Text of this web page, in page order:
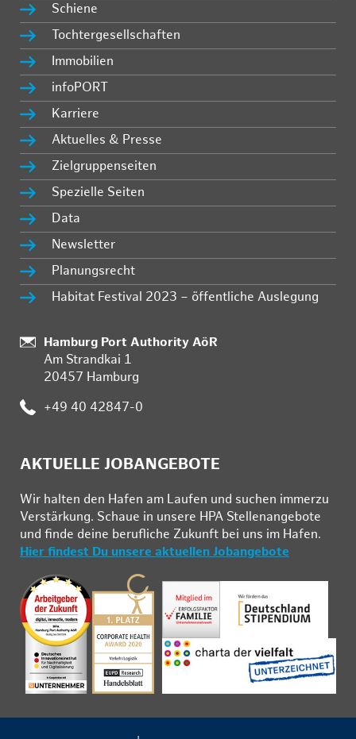
Schiene
Tochtergesellschaften
Immobilien
infoPORT
Karriere
Aktuelles & Presse
Zielgruppenseiten
Spezielle Seiten
Data
Newsletter
Planungsrecht
Habitat Festival 2023 – öffentliche Auslegung
:
Hamburg Port Authority AöR
Am Strandkai 1
20457 Hamburg
: +49 40 42847-0
AKTUELLE JOBANGEBOTE
Wir hal­ten den Ha­fen am Lau­fen und su­chen im­mer­zu
Ver­stär­kung. Schau­e in un­se­re HPA Stel­len­an­ge­bo­te
und fin­de deine be­ruf­li­che Zu­kunft bei uns im Ha­fen.
Hier findest Du unsere aktuellen Jobangebote